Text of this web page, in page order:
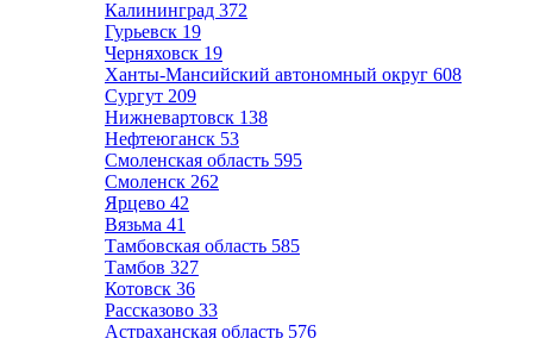
Калининград 372
Гурьевск 19
Черняховск 19
Ханты-Мансийский автономный округ 608
Сургут 209
Нижневартовск 138
Нефтеюганск 53
Смоленская область 595
Смоленск 262
Ярцево 42
Вязьма 41
Тамбовская область 585
Тамбов 327
Котовск 36
Рассказово 33
Астраханская область 576